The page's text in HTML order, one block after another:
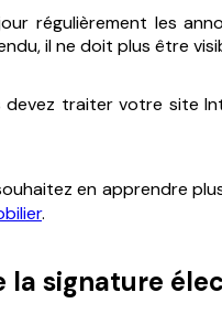
régulièrement les
il ne doit plus être
devez traiter votre site
en apprendre
.
la signature